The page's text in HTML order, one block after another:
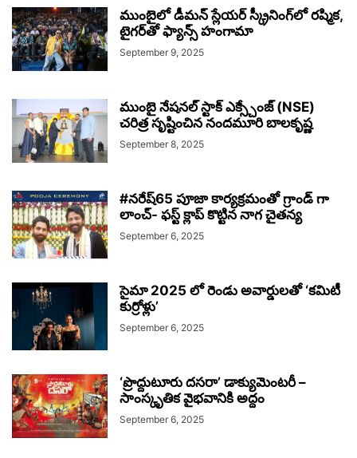
ముంబైలో డీమన్ స్లేయర్ స్క్రీనింగ్‌లో రష్మిక,
టైగర్‌తో ఫ్యాన్స్ హంగామా
September 9, 2025
ముంబై నేషనల్ స్టాక్ ఎక్స్చేంజ్ (NSE)
చరిత్ర సృష్టించిన నందమూరి బాలకృష్ణ
September 8, 2025
#నరేష్65 పూజా కార్యక్రమంతో గ్రాండ్ గా
లాంచ్- ఫస్ట్ క్లాప్ కొట్టిన నాగ చైతన్య
September 6, 2025
సైమా 2025 లో రెండు అవార్డులతో ‘కమిటీ
కుర్రోళ్లు’
September 6, 2025
‘ప్రొద్దుటూరు దసరా’ డాక్యుమెంటరీ –
సాంస్కృతిక వైభవానికి అద్దం
September 6, 2025